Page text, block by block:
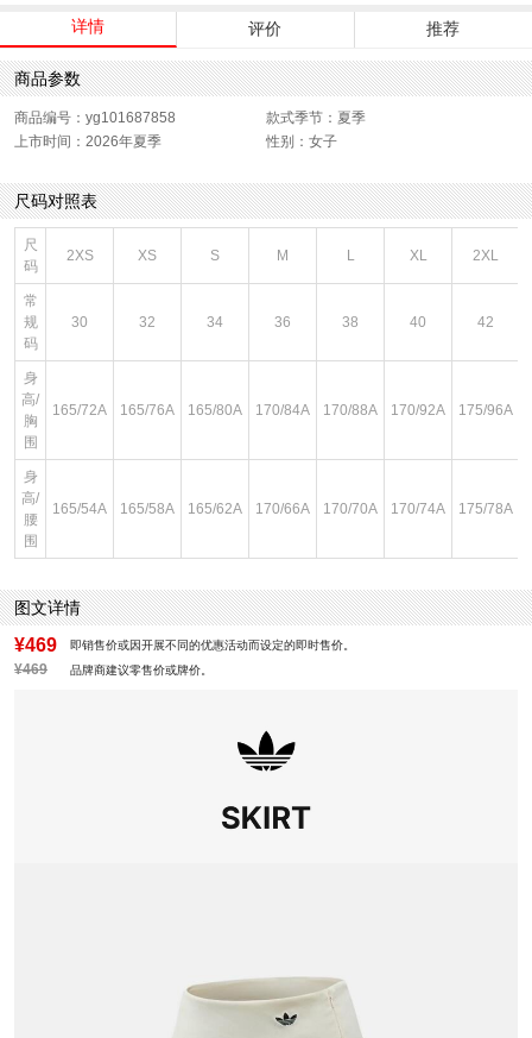
详情 评价 推荐
商品参数
商品编号：yg101687858
款式季节：夏季
上市时间：2026年夏季
性别：女子
尺码对照表
尺
码
2XS XS S M L XL 2XL
常
规
码
30 32 34 36 38 40 42
身
高/
胸
围
165/72A 165/76A 165/80A 170/84A 170/88A 170/92A 175/96A
身
高/
腰
围
165/54A 165/58A 165/62A 170/66A 170/70A 170/74A 175/78A
图文详情
¥469 即销售价或因开展不同的优惠活动而设定的即时售价。
¥469 品牌商建议零售价或牌价。